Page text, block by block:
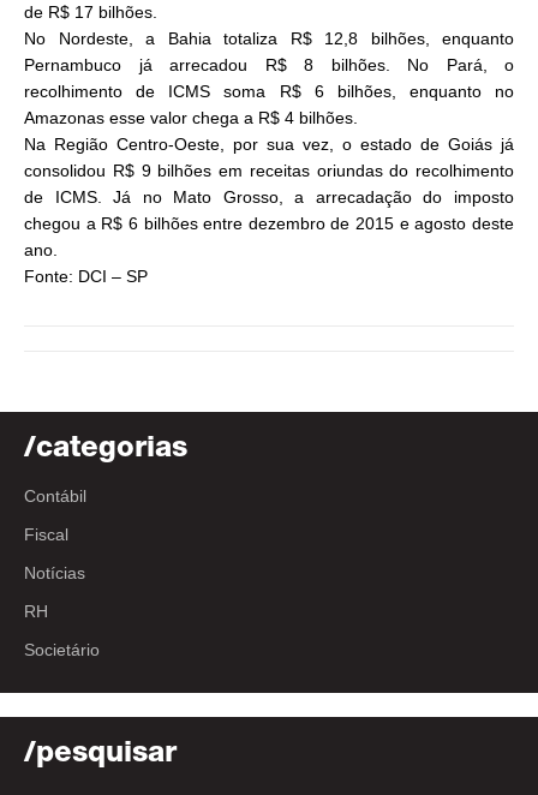
/categorias
Contábil
Fiscal
Notícias
RH
Societário
/pesquisar
de R$ 17 bilhões.
No Nordeste, a Bahia totaliza R$ 12,8 bilhões, enquanto
Pernambuco já arrecadou R$ 8 bilhões. No Pará, o
recolhimento de ICMS soma R$ 6 bilhões, enquanto no
Amazonas esse valor chega a R$ 4 bilhões.
Na Região Centro-Oeste, por sua vez, o estado de Goiás já
consolidou R$ 9 bilhões em receitas oriundas do recolhimento
de ICMS. Já no Mato Grosso, a arrecadação do imposto
chegou a R$ 6 bilhões entre dezembro de 2015 e agosto deste
ano.
Fonte: DCI – SP